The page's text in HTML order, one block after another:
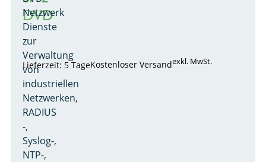
DVD
Netzwerk
Dienste
zur
Verwaltung
von
industriellen
Netzwerken,
RADIUS
-,
Syslog-,
NTP-,
Lieferzeit: 5 TageKostenloser Versandexkl. MwSt.